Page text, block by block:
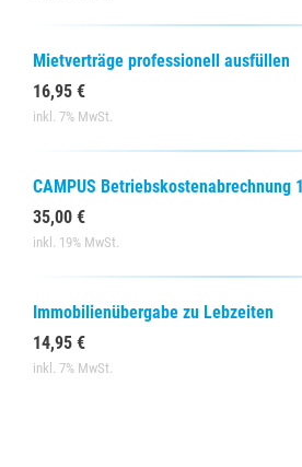
Mietverträge professionell ausfüllen
16,95 €
inkl. 7% MwSt.
CAMPUS Betriebskostenabrechnung
35,00 €
inkl. 19% MwSt.
Immobilienübergabe zu Lebzeiten
14,95 €
inkl. 7% MwSt.